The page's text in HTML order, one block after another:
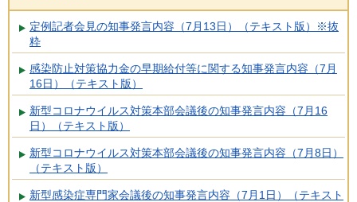
定例記者会見の知事発言内容（7月13日）（テキスト版）※抜
粋
感染防止対策協力金の早期給付等に関する知事発言内容（7月
16日）（テキスト版）
新型コロナウイルス対策本部会議後の知事発言内容（7月16
日）（テキスト版）
新型コロナウイルス対策本部会議後の知事発言内容（7月8日）
（テキスト版）
新型感染症専門家会議後の知事発言内容（7月1日）（テキスト